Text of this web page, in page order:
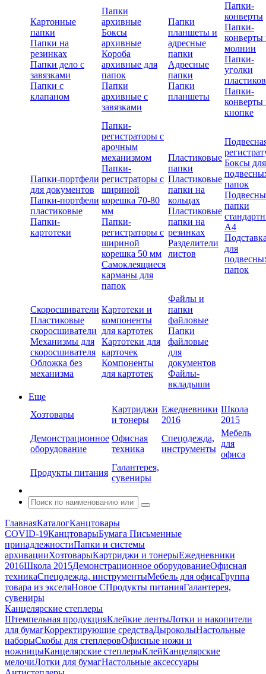
Картонные
папки
Папки на
резинках
Папки дело с
завязками
Папки с
клапаном
Папки
архивные
Боксы
архивные
Короба
архивные для
папок
Папки
архивные с
завязками
Папки
планшеты и
адресные
папки
Адресные
папки
Папки
планшеты
Папки-
конверты
Папки-
конверты
молнии
Папки-
уголки
Папки-
конверты
кнопке
Папки-портфели
для документов
Папки-портфели
пластиковые
Папки-
картотеки
Папки-
регистраторы с
арочным
механизмом
Папки-
регистраторы с
шириной
корешка 70-80
мм
Папки-
регистраторы с
шириной
корешка 50 мм
Самоклеящиеся
карманы для
папок
Пластиковые
папки
Пластиковые
папки на
кольцах
Пластиковые
папки на
резинках
Разделители
листов
Боксы для
папок
папки
А4
для
папок
Скоросшиватели
Пластиковые
скоросшиватели
Механизмы для
скоросшивателя
Обложка без
механизма
Картотеки и
компоненты
для картотек
Картотеки для
карточек
Компоненты
для картотек
Файлы и
папки
файловые
Папки
файловые
для
документов
Файлы-
вкладыши
Еще
Хозтовары
Картриджи
и тонеры
Ежедневники
2016
Школа
2015
Демонстрационное
оборудование
Офисная
техника
Спецодежда,
инструменты
Мебель
для
офиса
Продукты питания
Галантерея,
сувениры
ГлавнаяКаталогКанцтовары
COVID-19КанцтоварыБумага Письменные
принадлежностиПапки и системы
архивацииХозтоварыКартриджи и тонерыЕжедневники
2016Школа 2015Демонстрационное оборудованиеОфисная
техникаСпецодежда, инструментыМебель для офисаГруппа
товара из экселяНовое СПродукты питанияГалантерея,
сувениры
Канцелярские степлеры
Штемпельная продукцияКлейкие лентыЛотки и накопители
для бумагКорректирующие средстваДыроколыНастольные
наборыСкобы для степлеровОфисные ножи и
ножницыКанцелярские степлерыКлейКанцелярские
мелочиЛотки для бумагНастольные аксессуары